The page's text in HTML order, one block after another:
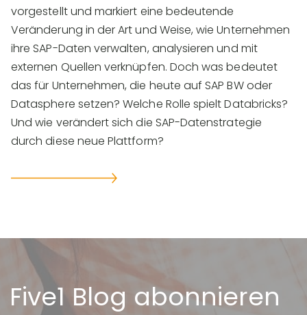
vorgestellt und markiert eine bedeutende
Veränderung in der Art und Weise, wie Unternehmen
ihre SAP-Daten verwalten, analysieren und mit
externen Quellen verknüpfen. Doch was bedeutet
das für Unternehmen, die heute auf SAP BW oder
Datasphere setzen? Welche Rolle spielt Databricks?
Und wie verändert sich die SAP-Datenstrategie
durch diese neue Plattform?
Five1 Blog abonnieren